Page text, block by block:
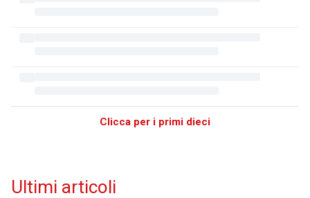
Clicca per i primi dieci
Ultimi articoli